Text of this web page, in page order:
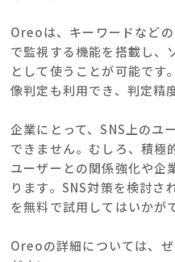
Oreoは、キーワードなど
で監視する機能を搭載し、
として使うことが可能です
像判定も利用でき、判定精
企業にとって、SNS上のユ
できません。むしろ、積極
ユーザーとの関係強化や企
ります。SNS対策を検討
を無料で試用してはいかが
Oreoの詳細については、